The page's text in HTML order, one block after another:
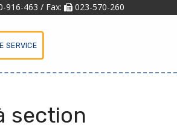
916-463 / Fax: 023-570-260
SERVICE
section